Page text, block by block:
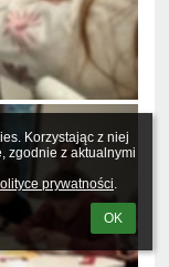
Korzystając z niej
zgodnie z aktualnymi
prywatności.
OK